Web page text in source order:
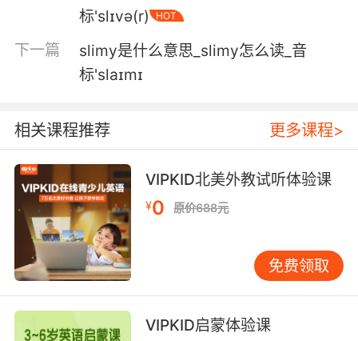
你之前就这么答应过我 但她一直有办法脱身
6. And they'd slither, hiss, and climb all
around me.
7. It felt like he was slithering down my throat.
感觉他好像在顺着我的喉咙往下滑
8. Now slither off and play with yourself
thinking about that.
想着这个滚一边自己玩蛋去吧
9. The depression slithered up like a
constrictor.
标'slɪvə(r)
HOT
下一篇
slimy是什么意思_slimy怎么读_音
标'slaɪmɪ
相关课程推荐 更多课程>
VIPKID北美外教试听体验课
¥0 原价688元
免费领取
VIPKID启蒙体验课